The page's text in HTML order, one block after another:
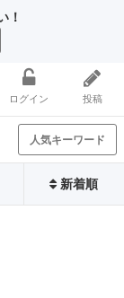
！
ログイン 投稿
人気キーワード
新着順